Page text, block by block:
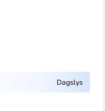
Dagslys